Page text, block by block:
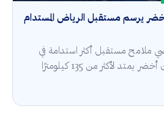
أخضر يرسم مستقبل الرياض المستدام
ملامح مستقبل أكثر استدامة في
مدينة الرياض، عبر شريان أخضر يمتد لأكثر من 135 كيلومترًا